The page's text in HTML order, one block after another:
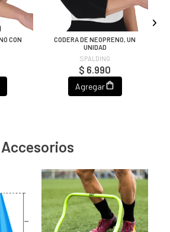
CON
CODERA DE NEOPRENO, UN
UNIDAD
SPALDING
$ 6.990
Agregar
Accesorios